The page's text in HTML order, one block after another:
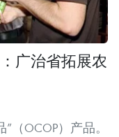
广治省拓展农
（OCOP）产品。